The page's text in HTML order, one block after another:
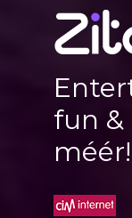
fun &
méér!